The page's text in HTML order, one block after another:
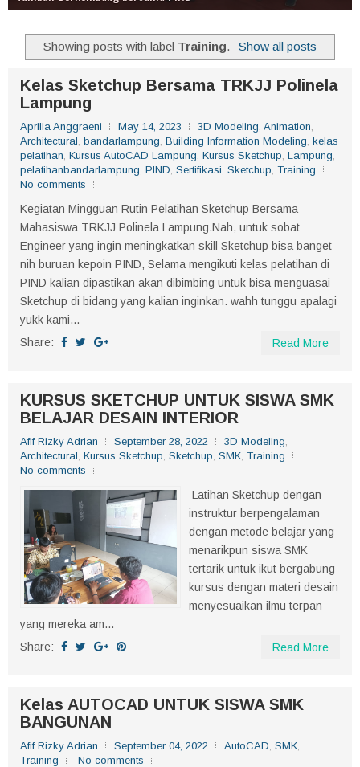
Showing posts with label Training. Show all posts
Kelas Sketchup Bersama TRKJJ Polinela
Lampung
Aprilia Anggraeni May 14, 2023 3D Modeling Animation
Architectural bandarlampung Building Information Modeling kelas
pelatihan Kursus AutoCAD Lampung Kursus Sketchup Lampung
pelatihanbandarlampung PIND Sertifikasi Sketchup Training
No comments
Kegiatan Mingguan Rutin Pelatihan Sketchup Bersama
Mahasiswa TRKJJ Polinela Lampung.Nah, untuk sobat
Engineer yang ingin meningkatkan skill Sketchup bisa banget
nih buruan kepoin PIND, Selama mengikuti kelas pelatihan di
PIND kalian dipastikan akan dibimbing untuk bisa menguasai
Sketchup di bidang yang kalian inginkan. wahh tunggu apalagi
yukk kami...
Share:
Read More
KURSUS SKETCHUP UNTUK SISWA SMK
BELAJAR DESAIN INTERIOR
Afif Rizky Adrian September 28, 2022 3D Modeling
Architectural Kursus Sketchup Sketchup SMK Training
No comments
Latihan Sketchup dengan
instruktur berpengalaman
dengan metode belajar yang
menarikpun siswa SMK
tertarik untuk ikut bergabung
kursus dengan materi desain
menyesuaikan ilmu terpan
yang mereka am...
Share:
Read More
Kelas AUTOCAD UNTUK SISWA SMK
BANGUNAN
Afif Rizky Adrian September 04, 2022 AutoCAD SMK
Training
No comments